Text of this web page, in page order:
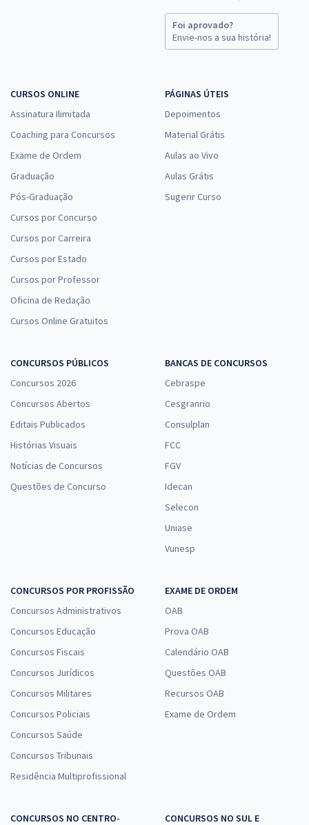
Foi aprovado?
Envie-nos a sua história!
CURSOS ONLINE
Assinatura Ilimitada
Coaching para Concursos
Exame de Ordem
Graduação
Pós-Graduação
Cursos por Concurso
Cursos por Carreira
Cursos por Estado
Cursos por Professor
Oficina de Redação
Cursos Online Gratuitos
PÁGINAS ÚTEIS
Depoimentos
Material Grátis
Aulas ao Vivo
Aulas Grátis
Sugerir Curso
CONCURSOS PÚBLICOS
Concursos 2026
Concursos Abertos
Editais Publicados
Histórias Visuais
Notícias de Concursos
Questões de Concurso
BANCAS DE CONCURSOS
Cebraspe
Cesgranrio
Consulplan
FCC
FGV
Idecan
Selecon
Uniase
Vunesp
CONCURSOS POR PROFISSÃO
Concursos Administrativos
Concursos Educação
Concursos Fiscais
Concursos Jurídicos
Concursos Militares
Concursos Policiais
Concursos Saúde
Concursos Tribunais
Residência Multiprofissional
EXAME DE ORDEM
OAB
Prova OAB
Calendário OAB
Questões OAB
Recursos OAB
Exame de Ordem
CONCURSOS NO CENTRO-
CONCURSOS NO SUL E